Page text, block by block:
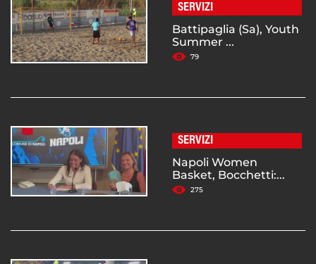
SERVIZI
Battipaglia (Sa), Youth
Summer ...
79
SERVIZI
Napoli Women
Basket, Bocchetti:...
275